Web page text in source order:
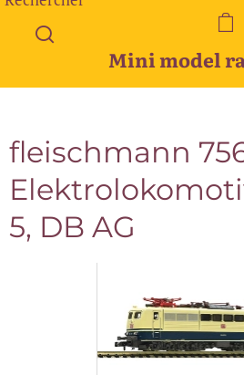
Mini model
fleischmann
5, DB AG